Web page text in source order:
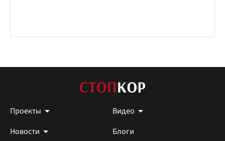
Проекты
Видео
Новости
Блоги